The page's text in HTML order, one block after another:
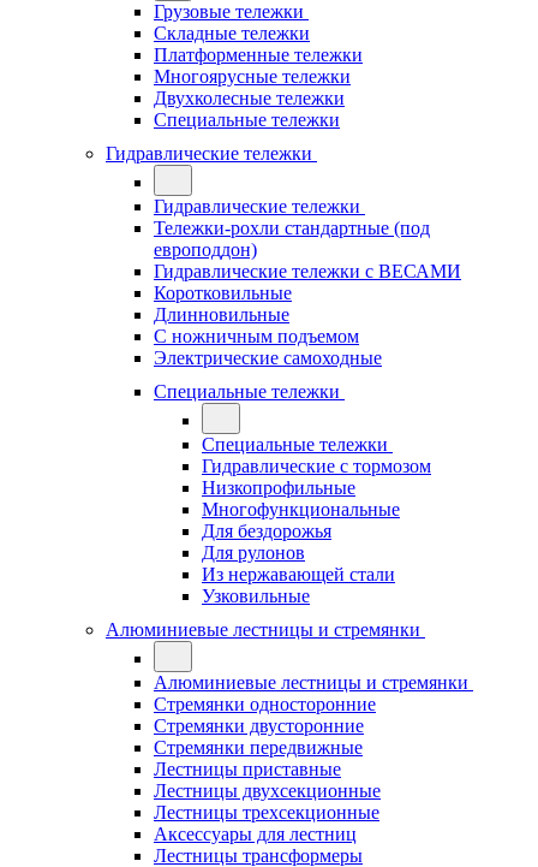
Грузовые тележки
Складные тележки
Платформенные тележки
Многоярусные тележки
Двухколесные тележки
Специальные тележки
Гидравлические тележки
Гидравлические тележки
Тележки-рохли стандартные (под
европоддон)
Гидравлические тележки с ВЕСАМИ
Коротковильные
Длинновильные
С ножничным подъемом
Электрические самоходные
Специальные тележки
Специальные тележки
Гидравлические с тормозом
Низкопрофильные
Многофункциональные
Для бездорожья
Для рулонов
Из нержавающей стали
Узковильные
Алюминиевые лестницы и стремянки
Алюминиевые лестницы и стремянки
Стремянки односторонние
Стремянки двусторонние
Стремянки передвижные
Лестницы приставные
Лестницы двухсекционные
Лестницы трехсекционные
Аксессуары для лестниц
Лестницы трансформеры